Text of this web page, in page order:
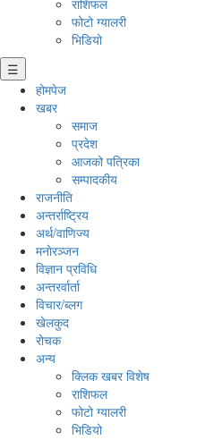
राशिफल
फोटो ग्यालरी
भिडियो
☰
होमपेज
खबर
समाज
प्रदेश
आजको पत्रिका
सम्पादकीय
राजनीति
अन्तर्राष्ट्रिय
अर्थ/वाणिज्य
मनाेरञ्जन
विज्ञान प्रविधि
अन्तरर्वार्ता
विचार/ब्लग
खेलकुद
रोचक
अन्य
क्लिक खबर विशेष
राशिफल
फोटो ग्यालरी
भिडियो